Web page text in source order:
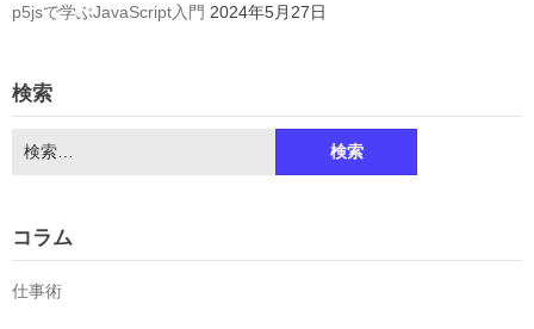
p5jsで学ぶJavaScript入門 2024年5月27日
検索
検
索:
コラム
仕事術